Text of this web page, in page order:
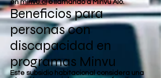
enminvu.clo llamando a Minvu Aló.
Beneficios para
personas con
discapacidad en
programas Minvu
Este subsidio habitacional considera una